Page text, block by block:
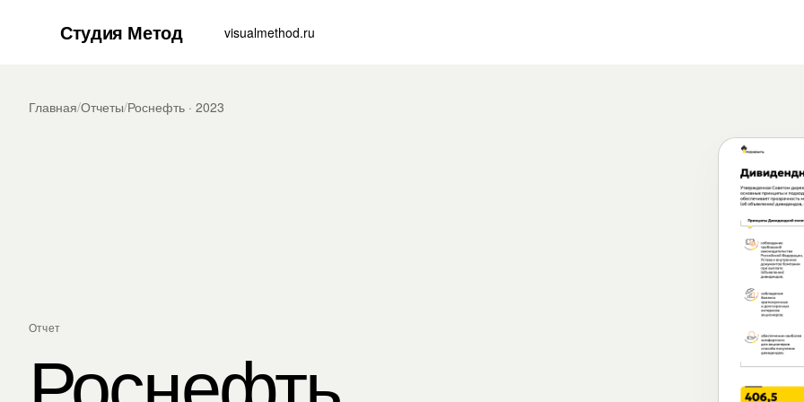
Студия Метод visualmethod.ru
Главная/Отчеты/Роснефть · 2023
Отчет